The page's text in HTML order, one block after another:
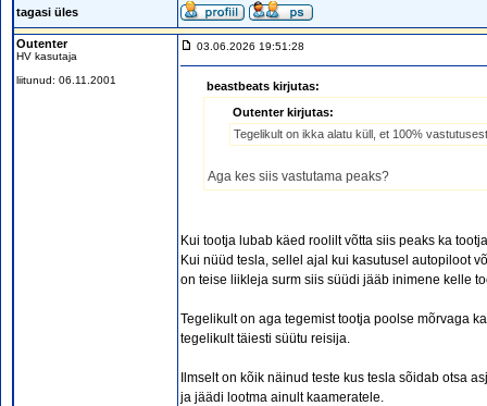
tagasi üles
Outenter
HV kasutaja
liitunud: 06.11.2001
03.06.2026 19:51:28
beastbeats kirjutas:
Outenter kirjutas:
Tegelikult on ikka alatu küll, et 100%
Aga kes siis vastutama peaks?
Kui tootja lubab käed roolilt võtta siis peaks ka
Kui nüüd tesla, sellel ajal kui kasutusel autopiloot
on teise liikleja surm siis süüdi jääb inimene kelle
Tegelikult on aga tegemist tootja poolse mõrvaga
tegelikult täiesti süütu reisija.
Ilmselt on kõik näinud teste kus tesla sõidab otsa
ja jäädi lootma ainult kaameratele.